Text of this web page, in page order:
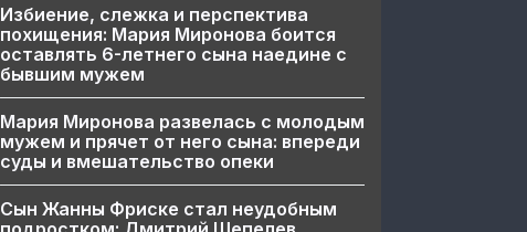
Избиение, слежка и перспектива
похищения: Мария Миронова боится
оставлять 6-летнего сына наедине с
бывшим мужем
Мария Миронова развелась с молодым
мужем и прячет от него сына: впереди
суды и вмешательство опеки
Сын Жанны Фриске стал неудобным